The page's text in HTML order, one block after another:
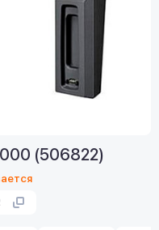
(506822)